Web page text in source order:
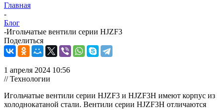
Главная
-
Блог
-Игольчатые вентили серии HJZF3
Поделиться
1 апреля 2024 10:56
// Технологии
Игольчатые вентили серии HJZF3 и HJZF3H имеют корпус из
холоднокатаной стали. Вентили серии HJZF3H отличаются